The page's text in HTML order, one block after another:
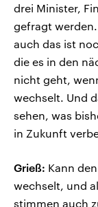
drei Minister,
gefragt
auch das ist
die es in den
nicht geht,
wechselt. Und
sehen, was
in Zukunft
Grieß: Kann
wechselt, und
stimmen auch